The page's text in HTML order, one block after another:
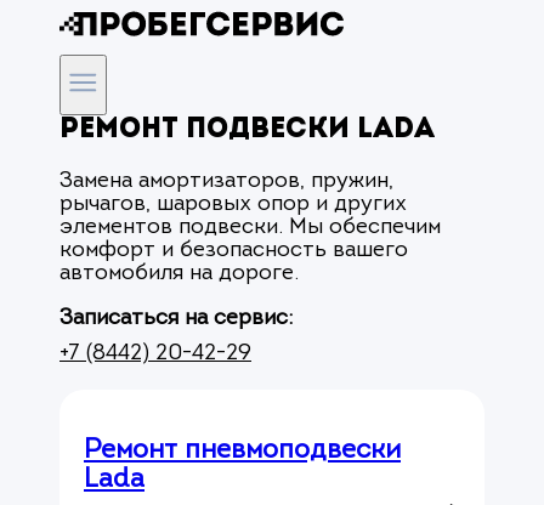
Ремонт подвески Lada
Замена амортизаторов, пружин,
рычагов, шаровых опор и других
элементов подвески. Мы обеспечим
комфорт и безопасность вашего
автомобиля на дороге.
Записаться на сервис:
+7 (8442) 20-42-29
Ремонт пневмоподвески
Lada